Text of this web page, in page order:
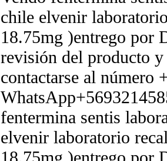
chile elvenir
18.75mg )entrego por
revisión del producto
contactarse al número
fentermina sentis
elvenir laboratorio
18.75mg )entrego por